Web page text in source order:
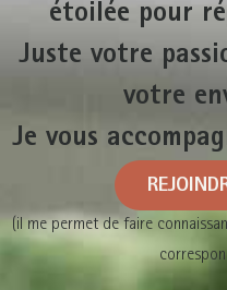
étoilée pour
Juste votre
votre
Je vous
(il me permet de faire